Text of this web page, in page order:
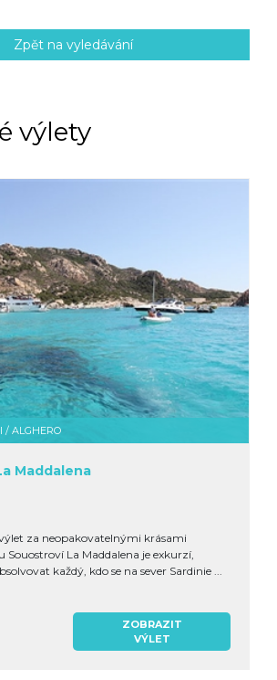
Zpět na vyledávání
výlety
/ ALGHERO
Maddalena
za neopakovatelnými krásami
Souostroví La Maddalena je exkurzí,
každý, kdo se na sever Sardinie ...
ZOBRAZIT
VÝLET